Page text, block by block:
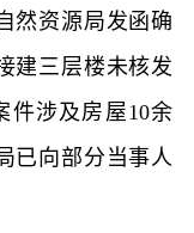
然资源局发函确
建三层楼未核发
件涉及房屋10余
已向部分当事人